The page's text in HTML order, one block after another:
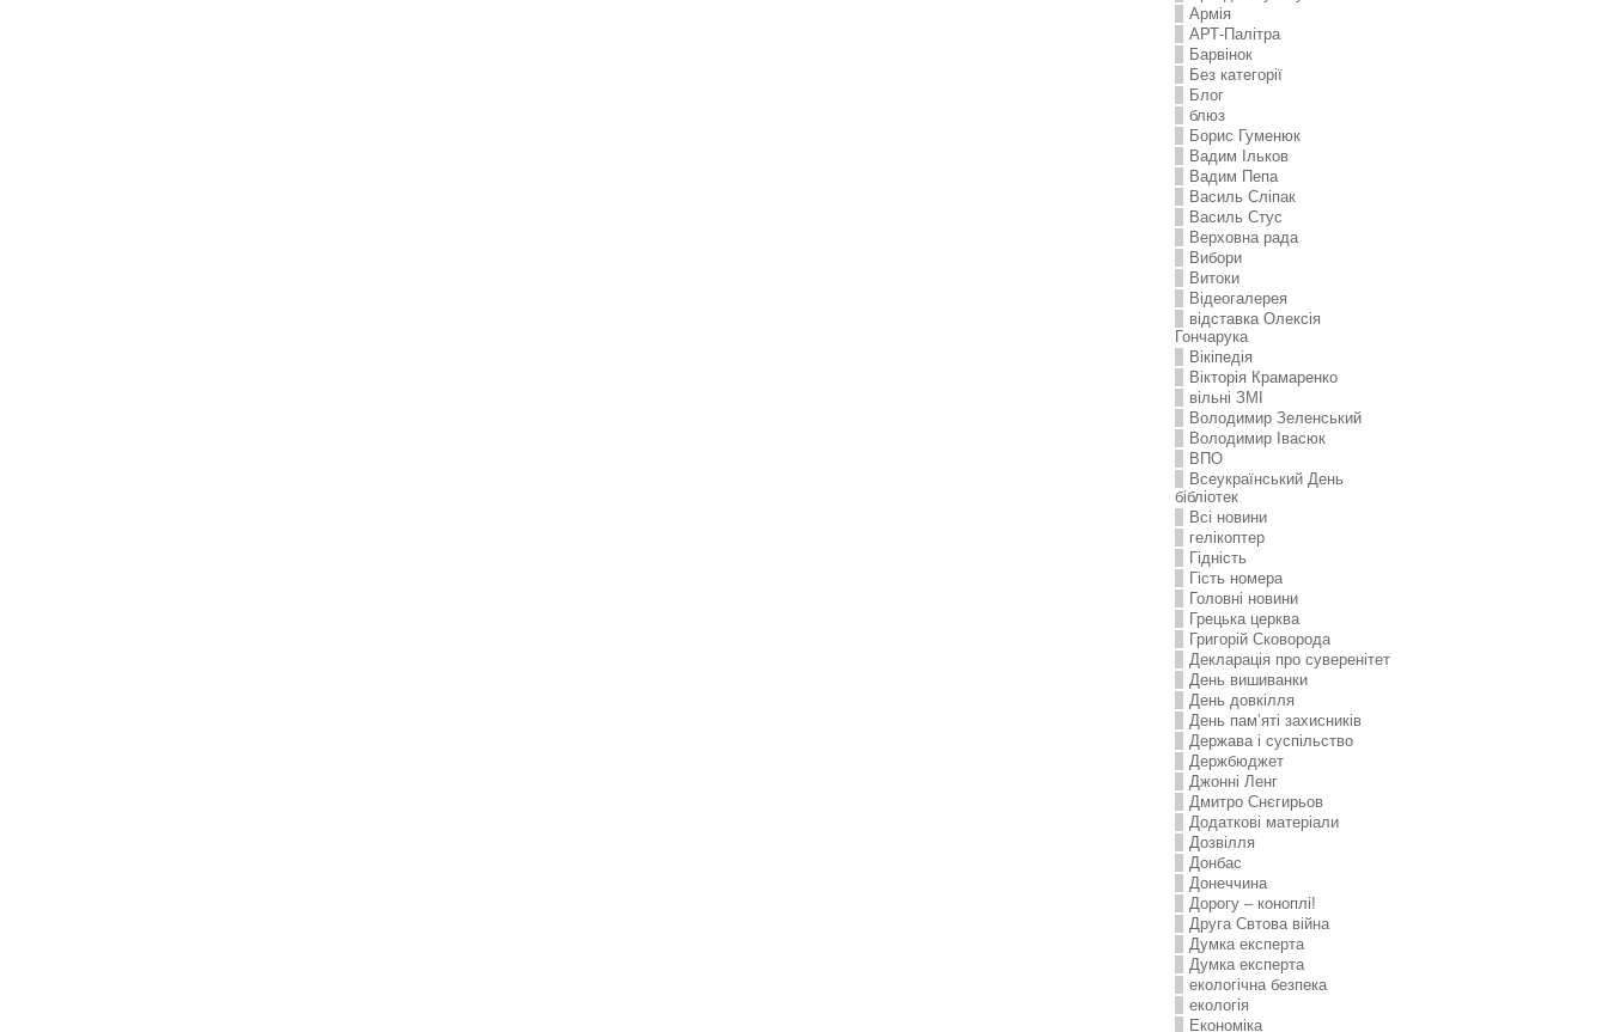
Армія
АРТ-Палітра
Барвінок
Без категорії
Блог
блюз
Борис Гуменюк
Вадим Ільков
Вадим Пепа
Василь Сліпак
Василь Стус
Верховна рада
Вибори
Витоки
Відеогалерея
відставка Олексія
Гончарука
Вікіпедія
Вікторія Крамаренко
вільні ЗМІ
Володимир Зеленський
Володимир Івасюк
ВПО
Всеукраїнський День
бібліотек
Всі новини
гелікоптер
Гідність
Гість номера
Головні новини
Грецька церква
Григорій Сковорода
Декларація про суверенітет
День вишиванки
День довкілля
День пам’яті захисників
Держава і суспільство
Держбюджет
Джонні Ленг
Дмитро Снєгирьов
Додаткові матеріали
Дозвілля
Донбас
Донеччина
Дорогу – коноплі!
Друга Свтова війна
Думка експерта
Думка експерта
екологічна безпека
екологія
Економіка